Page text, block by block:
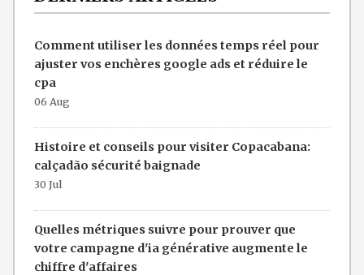
Comment utiliser les données temps réel pour
ajuster vos enchères google ads et réduire le
cpa
06 Aug
Histoire et conseils pour visiter Copacabana:
calçadão sécurité baignade
30 Jul
Quelles métriques suivre pour prouver que
votre campagne d'ia générative augmente le
chiffre d'affaires